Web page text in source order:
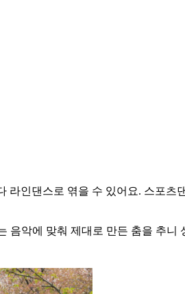
인댄스로 엮을 수 있어요. 스포츠
음악에 맞춰 제대로 만든 춤을 추니